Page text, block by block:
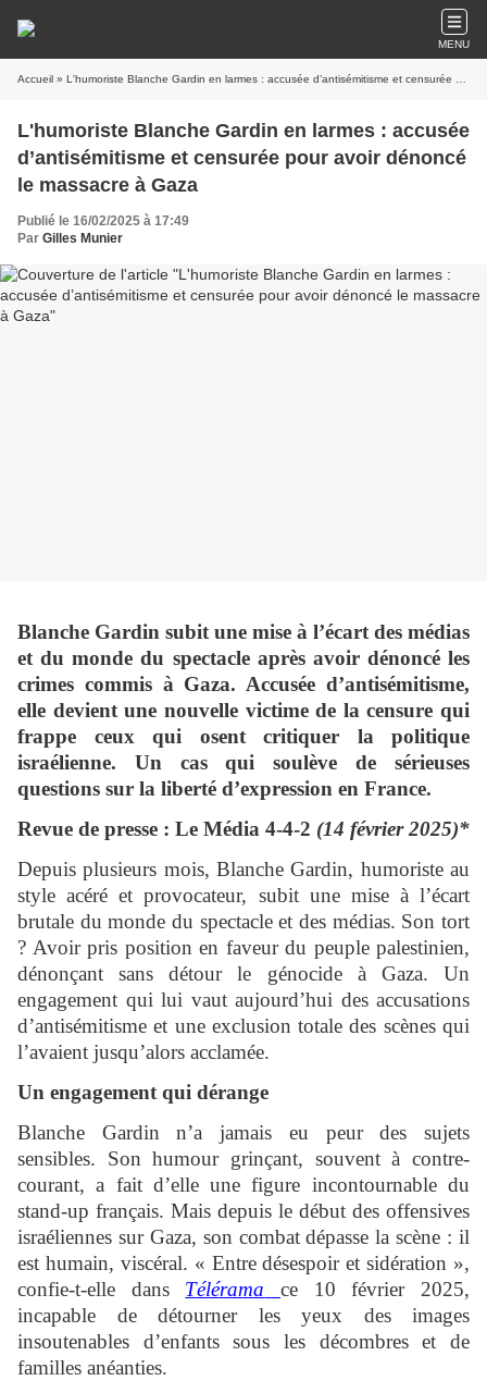
MENU
Accueil » L'humoriste Blanche Gardin en larmes : accusée d’antisémitisme et censurée pour avoir dénoncé le massacre à Gaza
L'humoriste Blanche Gardin en larmes : accusée
d’antisémitisme et censurée pour avoir dénoncé
le massacre à Gaza
Publié le 16/02/2025 à 17:49
Par Gilles Munier
Blanche Gardin subit une mise à l’écart des médias
et du monde du spectacle après avoir dénoncé les
crimes commis à Gaza. Accusée d’antisémitisme,
elle devient une nouvelle victime de la censure qui
frappe ceux qui osent critiquer la politique
israélienne. Un cas qui soulève de sérieuses
questions sur la liberté d’expression en France.
Revue de presse : Le Média 4-4-2 (14 février 2025)*
Depuis plusieurs mois, Blanche Gardin, humoriste au
style acéré et provocateur, subit une mise à l’écart
brutale du monde du spectacle et des médias. Son tort
? Avoir pris position en faveur du peuple palestinien,
dénonçant sans détour le génocide à Gaza. Un
engagement qui lui vaut aujourd’hui des accusations
d’antisémitisme et une exclusion totale des scènes qui
l’avaient jusqu’alors acclamée.
Un engagement qui dérange
Blanche Gardin n’a jamais eu peur des sujets
sensibles. Son humour grinçant, souvent à contre-
courant, a fait d’elle une figure incontournable du
stand-up français. Mais depuis le début des offensives
israéliennes sur Gaza, son combat dépasse la scène : il
est humain, viscéral. « Entre désespoir et sidération »,
confie-t-elle dans Télérama
ce 10 février 2025,
incapable de détourner les yeux des images
insoutenables d’enfants sous les décombres et de
familles anéanties.